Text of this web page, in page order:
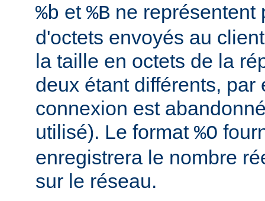
%b et %B ne représentent
d'octets envoyés au
la taille en octets de la
deux étant différents, par
connexion est
utilisé). Le format %O
enregistrera le nombre
sur le réseau.